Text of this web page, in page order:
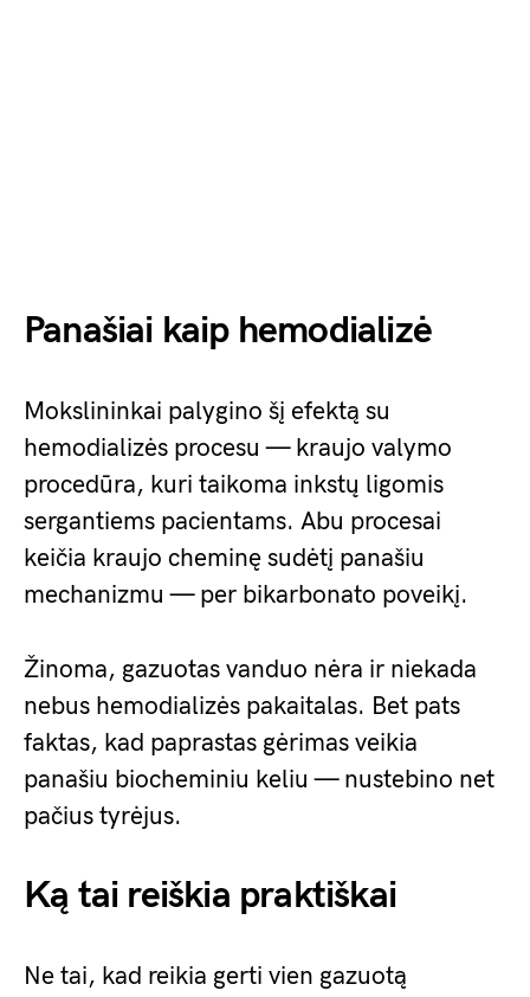
Panašiai kaip hemodializė
Mokslininkai palygino šį efektą su
hemodializės procesu — kraujo valymo
procedūra, kuri taikoma inkstų ligomis
sergantiems pacientams. Abu procesai
keičia kraujo cheminę sudėtį panašiu
mechanizmu — per bikarbonato poveikį.
Žinoma, gazuotas vanduo nėra ir niekada
nebus hemodializės pakaitalas. Bet pats
faktas, kad paprastas gėrimas veikia
panašiu biocheminiu keliu — nustebino net
pačius tyrėjus.
Ką tai reiškia praktiškai
Ne tai, kad reikia gerti vien gazuotą